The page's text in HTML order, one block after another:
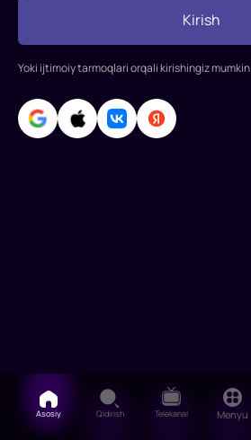
Kirish
Yoki ijtimoiy tarmoqlari orqali kirishingiz mumkin
Asosiy Qidirish Telekanal Menyu